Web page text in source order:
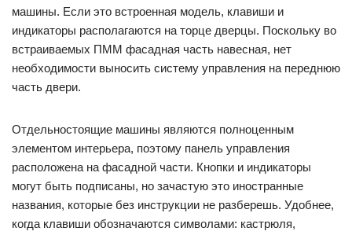
машины. Если это встроенная модель, клавиши и
индикаторы располагаются на торце дверцы. Поскольку во
встраиваемых ПММ фасадная часть навесная, нет
необходимости выносить систему управления на переднюю
часть двери.
Отдельностоящие машины являются полноценным
элементом интерьера, поэтому панель управления
расположена на фасадной части. Кнопки и индикаторы
могут быть подписаны, но зачастую это иностранные
названия, которые без инструкции не разберешь. Удобнее,
когда клавиши обозначаются символами: кастрюля,